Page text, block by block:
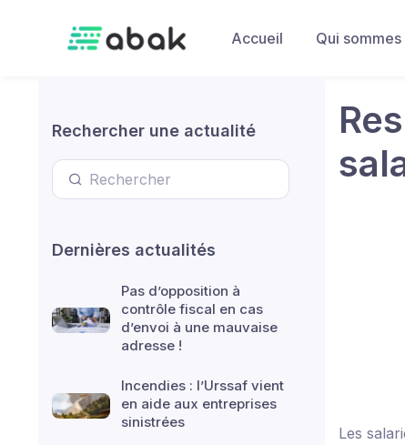
Accueil Qui sommes
Rechercher une actualité
Dernières actualités
Pas d’opposition à
contrôle fiscal en cas
d’envoi à une mauvaise
adresse !
Incendies : l’Urssaf vient
en aide aux entreprises
sinistrées
Les